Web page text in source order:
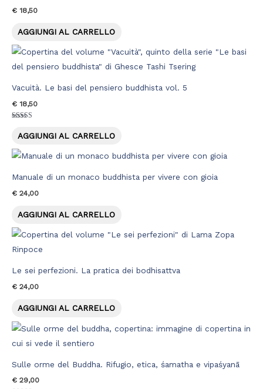
€ 18,50
AGGIUNGI AL CARRELLO
Vacuità. Le basi del pensiero buddhista vol. 5
€ 18,50
5.00
su 5
AGGIUNGI AL CARRELLO
Manuale di un monaco buddhista per vivere con gioia
€ 24,00
AGGIUNGI AL CARRELLO
Le sei perfezioni. La pratica dei bodhisattva
€ 24,00
AGGIUNGI AL CARRELLO
Sulle orme del Buddha. Rifugio, etica, śamatha e vipaśyanā
€ 29,00